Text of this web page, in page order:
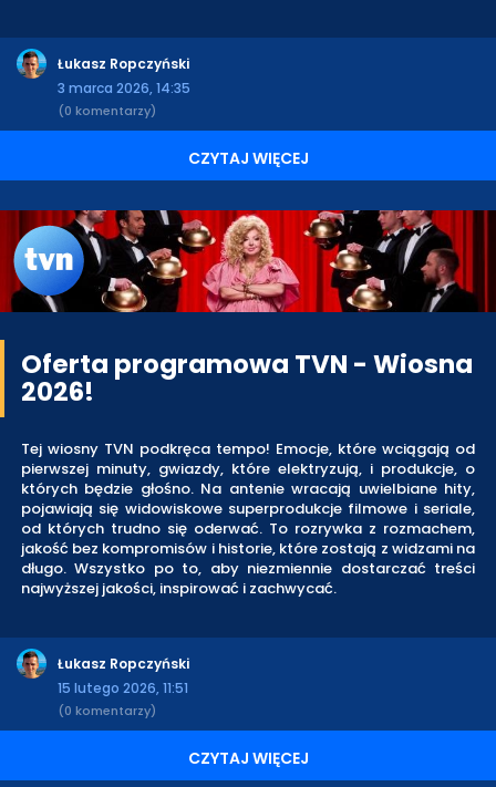
Łukasz Ropczyński
3 marca 2026, 14:35
(0 komentarzy)
CZYTAJ WIĘCEJ
Oferta programowa TVN - Wiosna
2026!
Tej wiosny TVN podkręca tempo! Emocje, które wciągają od
pierwszej minuty, gwiazdy, które elektryzują, i produkcje, o
których będzie głośno. Na antenie wracają uwielbiane hity,
pojawiają się widowiskowe superprodukcje filmowe i seriale,
od których trudno się oderwać. To rozrywka z rozmachem,
jakość bez kompromisów i historie, które zostają z widzami na
długo. Wszystko po to, aby niezmiennie dostarczać treści
najwyższej jakości, inspirować i zachwycać.
Łukasz Ropczyński
15 lutego 2026, 11:51
(0 komentarzy)
CZYTAJ WIĘCEJ